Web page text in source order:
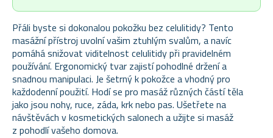
Přáli byste si dokonalou pokožku bez celulitidy? Tento
masážní přístroj uvolní vašim ztuhlým svalům, a navíc
pomáhá snižovat viditelnost celulitidy při pravidelném
používání. Ergonomický tvar zajistí pohodlné držení a
snadnou manipulaci. Je šetrný k pokožce a vhodný pro
každodenní použití. Hodí se pro masáž různých částí těla
jako jsou nohy, ruce, záda, krk nebo pas. Ušetřete na
návštěvách v kosmetických salonech a užijte si masáž
z pohodlí vašeho domova.